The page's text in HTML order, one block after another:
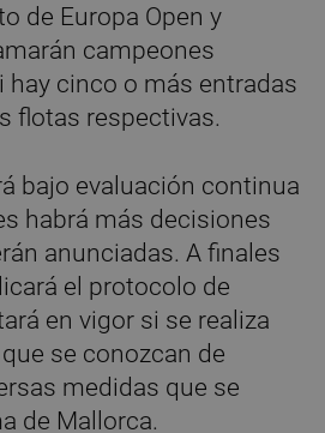
de Europa Open y
campeones
hay cinco o más entradas
flotas respectivas.
bajo evaluación continua
habrá más decisiones
anunciadas. A finales
el protocolo de
en vigor si se realiza
se conozcan de
medidas que se
de Mallorca.